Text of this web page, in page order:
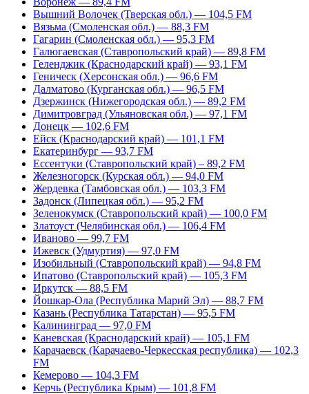
Вышний Волочек (Тверская обл.) — 104,5 FM
Вязьма (Смоленская обл.) — 88,3 FM
Гагарин (Смоленская обл.) — 95,3 FM
Галюгаевская (Ставропольский край) — 89,8 FM
Геленджик (Краснодарский край) — 93,1 FM
Геническ (Херсонская обл.) — 96,6 FM
Далматово (Курганская обл.) — 96,5 FM
Дзержинск (Нижегородская обл.) — 89,2 FM
Димитровград (Ульяновская обл.) — 97,1 FM
Донецк — 102,6 FM
Ейск (Краснодарский край) — 101,1 FM
Екатеринбург — 93,7 FM
Ессентуки (Ставропольский край) – 89,2 FM
Железногорск (Курская обл.) — 94,0 FM
Жердевка (Тамбовская обл.) — 103,3 FM
Задонск (Липецкая обл.) — 95,2 FM
Зеленокумск (Ставропольский край) — 100,0 FM
Златоуст (Челябинская обл.) — 106,4 FM
Иваново — 99,7 FM
Ижевск (Удмуртия) — 97,0 FM
Изобильный (Ставропольский край) — 94,8 FM
Ипатово (Ставропольский край) — 105,3 FM
Иркутск — 88,5 FM
Йошкар-Ола (Республика Марий Эл) — 88,7 FM
Казань (Республика Татарстан) — 95,5 FM
Калининград — 97,0 FM
Каневская (Краснодарский край) — 105,1 FM
Карачаевск (Карачаево-Черкесская республика) — 102,3
FM
Кемерово — 104,3 FM
Керчь (Республика Крым) — 101,8 FM